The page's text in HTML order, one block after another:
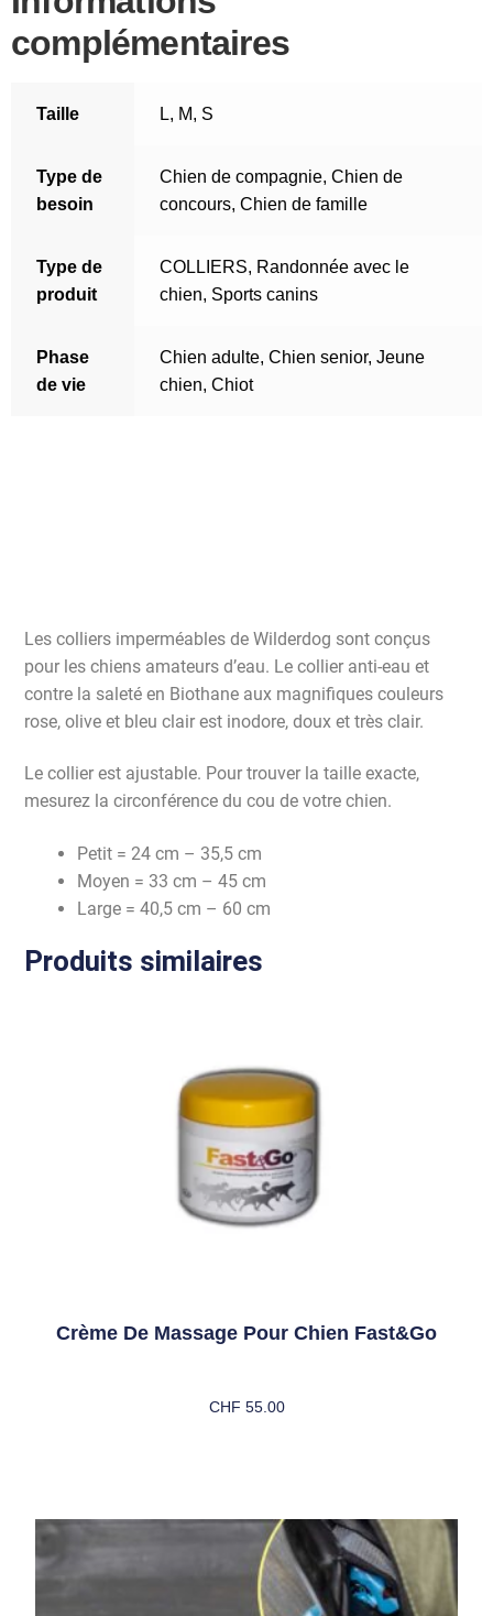
complémentaires
Taille L, M, S
Type de
besoin
Chien de compagnie, Chien de
concours, Chien de famille
Type de
produit
COLLIERS, Randonnée avec le
chien, Sports canins
Phase
de vie
Chien adulte, Chien senior, Jeune
chien, Chiot
Les colliers imperméables de Wilderdog sont conçus
pour les chiens amateurs d’eau. Le collier anti-eau et
contre la saleté en Biothane aux magnifiques couleurs
rose, olive et bleu clair est inodore, doux et très clair.
Le collier est ajustable. Pour trouver la taille exacte,
mesurez la circonférence du cou de votre chien.
Petit = 24 cm – 35,5 cm
Moyen = 33 cm – 45 cm
Large = 40,5 cm – 60 cm
Produits similaires
Crème De Massage Pour Chien Fast&Go
CHF 55.00